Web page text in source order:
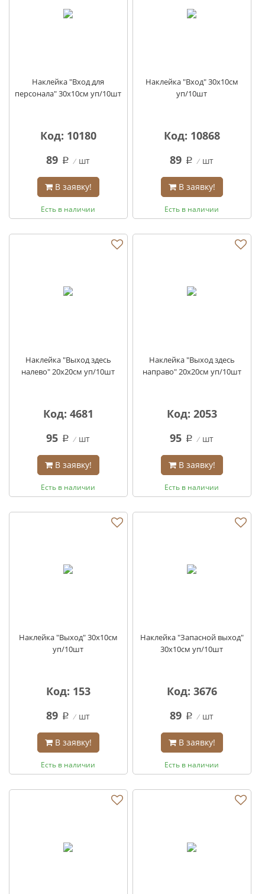
Наклейка "Вход для
персонала" 30х10см уп/10шт
Код: 10180
89 q шт
В заявку!
Есть в наличии
Наклейка "Вход" 30х10см
уп/10шт
Код: 10868
89 q шт
В заявку!
Есть в наличии
Наклейка "Выход здесь
налево" 20х20см уп/10шт
Код: 4681
95 q шт
В заявку!
Есть в наличии
Наклейка "Выход здесь
направо" 20х20см уп/10шт
Код: 2053
95 q шт
В заявку!
Есть в наличии
Наклейка "Выход" 30х10см
уп/10шт
Код: 153
89 q шт
В заявку!
Есть в наличии
Наклейка "Запасной выход"
30х10см уп/10шт
Код: 3676
89 q шт
В заявку!
Есть в наличии